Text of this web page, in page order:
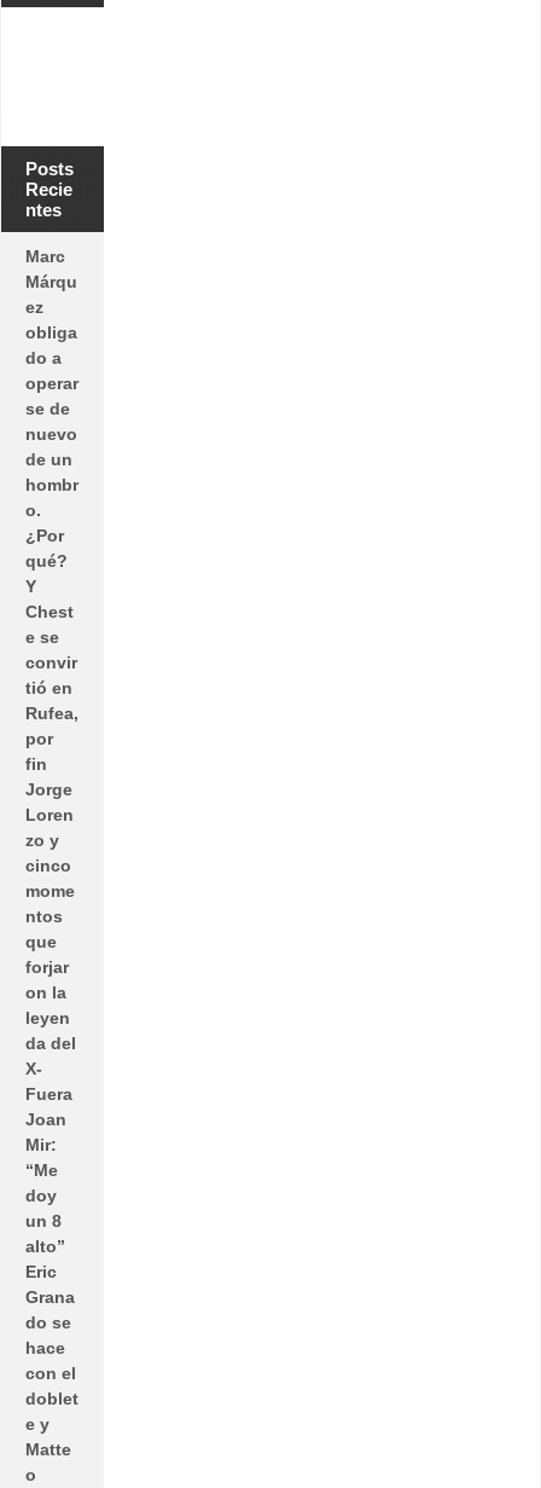
Posts
Recie
ntes
Marc
Márqu
ez
obliga
do a
operar
se de
nuevo
de un
hombr
o.
¿Por
qué?
Y
Chest
e se
convir
tió en
Rufea,
por
fin
Jorge
Loren
zo y
cinco
mome
ntos
que
forjar
on la
leyen
da del
X-
Fuera
Joan
Mir:
“Me
doy
un 8
alto”
Eric
Grana
do se
hace
con el
doblet
e y
Matte
o